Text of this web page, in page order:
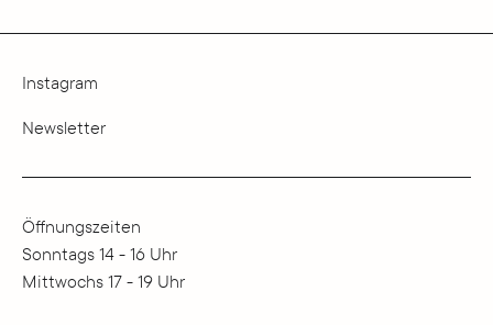
Instagram
Newsletter
Öffnungszeiten
Sonntags 14 - 16 Uhr
Mittwochs 17 - 19 Uhr